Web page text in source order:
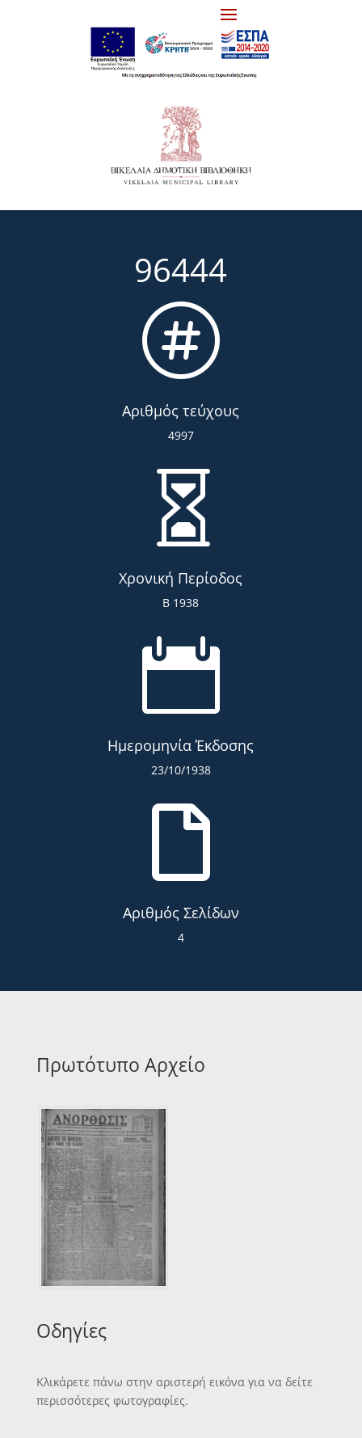
96444

Αριθμός τεύχους
4997

Χρονική Περίοδος
Β 1938

Ημερομηνία Έκδοσης
23/10/1938

Αριθμός Σελίδων
4
Πρωτότυπο Αρχείο
Οδηγίες
Κλικάρετε πάνω στην αριστερή εικόνα για να δείτε
περισσότερες φωτογραφίες.